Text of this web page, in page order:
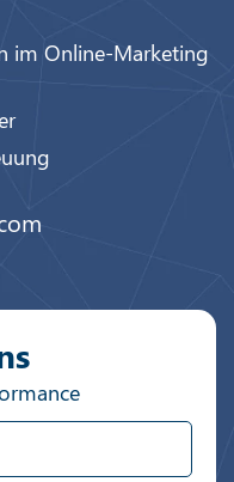
im Online-Marketing